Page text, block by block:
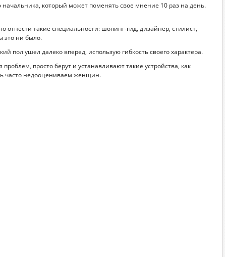
который может поменять свое мнение 10 раз на день.
отнести такие специальности: шопинг-гид, дизайнер, стилист,
это ни было.
пол ушел далеко вперед, использую гибкость своего характера.
просто берут и устанавливают такие устройства, как
часто недооцениваем женщин.